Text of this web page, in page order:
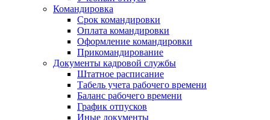
Командировка
Срок командировки
Оплата командировки
Оформление командировки
Прикомандирование
Документы кадровой службы
Штатное расписание
Табель учета рабочего времени
Баланс рабочего времени
График отпусков
Иные документы